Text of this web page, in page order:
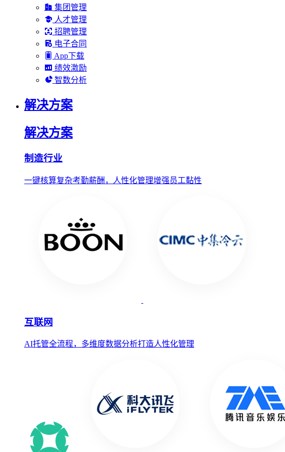
集团管理
人才管理
招聘管理
电子合同
App下载
绩效激励
智数分析
解决方案
解决方案
制造行业
一键核算复杂考勤薪酬，人性化管理增强员工黏性
互联网
AI托管全流程，多维度数据分析打造人性化管理